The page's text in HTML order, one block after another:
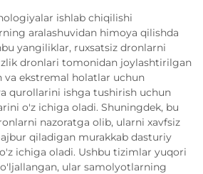
ishlab chiqilishi
aralashuvidan himoya qilishda
yangiliklar, ruxsatsiz dronlarni
dronlari tomonidan joylashtirilgan
va ekstremal holatlar uchun
qurollarini ishga tushirish uchun
o'z ichiga oladi. Shuningdek, bu
nazoratga olib, ularni xavfsiz
qiladigan murakkab dasturiy
ichiga oladi. Ushbu tizimlar yuqori
ular samolyotlarning